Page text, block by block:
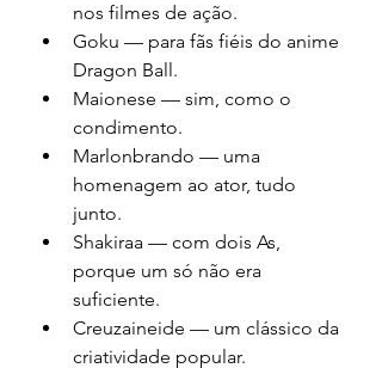
nos filmes de ação.
Goku — para fãs fiéis do anime
Dragon Ball.
Maionese — sim, como o
condimento.
Marlonbrando — uma
homenagem ao ator, tudo
junto.
Shakiraa — com dois As,
porque um só não era
suficiente.
Creuzaineide — um clássico da
criatividade popular.